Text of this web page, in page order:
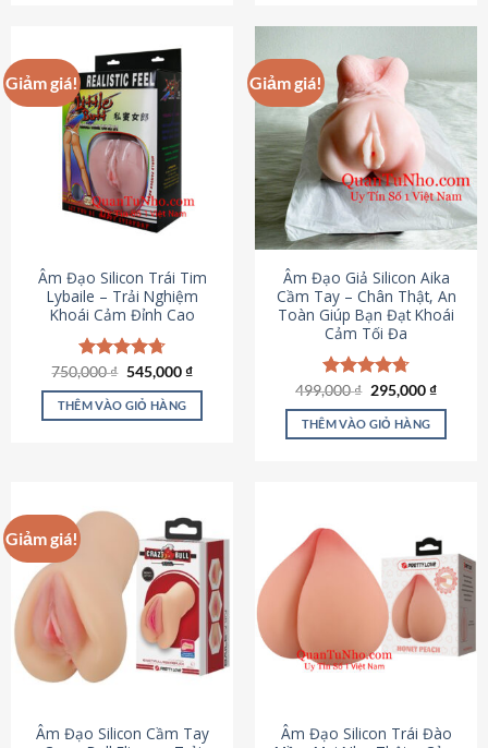
Giảm giá!
Âm Đạo Silicon Trái Tim
Lybaile – Trải Nghiệm
Khoái Cảm Đỉnh Cao
Được xếp
hạng4.70
5 sao
750,000₫ Giá
là:
750,000 ₫.
545,000₫Giá
tại
545,000 ₫.
THÊM VÀO GIỎ HÀNG
Giảm giá!
Âm Đạo Giả Silicon Aika
Cầm Tay – Chân Thật, An
Toàn Giúp Bạn Đạt Khoái
Cảm Tối Đa
Được xếp
hạng4.75
5 sao
499,000₫ Giá
là:
499,000 ₫.
295,000₫Giá
tại
THÊM VÀO GIỎ HÀNG
Giảm giá!
Âm Đạo Silicon Cầm Tay
Âm Đạo Silicon Trái Đào